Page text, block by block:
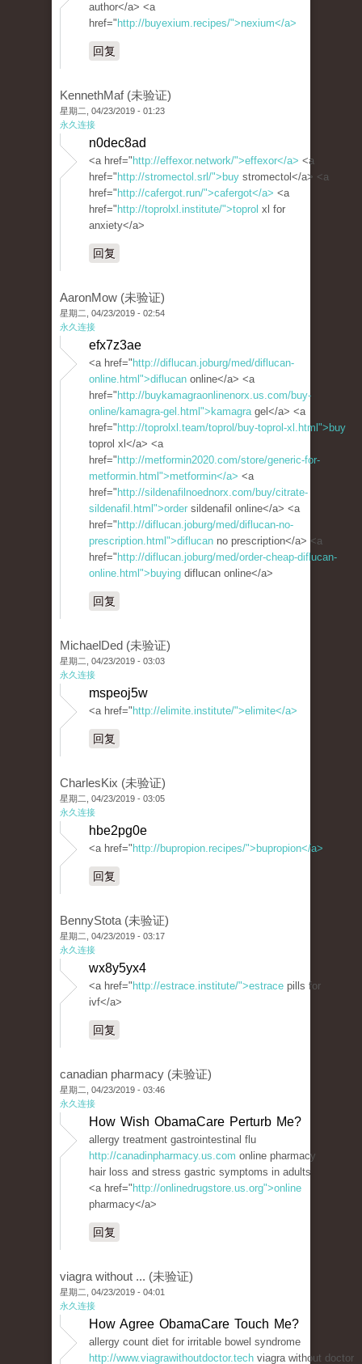
author</a> <a
href=" http://buyexium.recipes/">nexium</a>
回复
KennethMaf (未验证)
星期二, 04/23/2019 - 01:23
永久连接
n0dec8ad
<a href=" http://effexor.network/">effexor</a> <a
href=" http://stromectol.srl/">buy stromectol</a> <a
href=" http://cafergot.run/">cafergot</a> <a
href=" http://toprolxl.institute/">toprol xl for
anxiety</a>
回复
AaronMow (未验证)
星期二, 04/23/2019 - 02:54
永久连接
efx7z3ae
<a href=" http://diflucan.joburg/med/diflucan-
online.html">diflucan online</a> <a
href=" http://buykamagraonlinenorx.us.com/buy-
online/kamagra-gel.html">kamagragel</a> <a
href=" http://toprolxl.team/toprol/buy-toprol-xl.html">buy
toprol xl</a> <a
href=" http://metformin2020.com/store/generic-for-
metformin.html">metformin</a> <a
href=" http://sildenafilnoednorx.com/buy/citrate-
sildenafil.html">order sildenafil online</a> <a
href=" http://diflucan.joburg/med/diflucan-no-
prescription.html">diflucan no prescription</a> <a
href=" http://diflucan.joburg/med/order-cheap-diflucan-
online.html">buying diflucan online</a>
回复
MichaelDed (未验证)
星期二, 04/23/2019 - 03:03
永久连接
mspeoj5w
<a href=" http://elimite.institute/">elimite</a>
回复
CharlesKix (未验证)
星期二, 04/23/2019 - 03:05
永久连接
hbe2pg0e
<a href=" http://bupropion.recipes/">bupropion</a>
回复
BennyStota (未验证)
星期二, 04/23/2019 - 03:17
永久连接
wx8y5yx4
<a href=" http://estrace.institute/">estrace pills for
ivf</a>
回复
canadian pharmacy (未验证)
星期二, 04/23/2019 - 03:46
永久连接
How Wish ObamaCare Perturb Me?
allergy treatment gastrointestinal flu
http://canadinpharmacy.us.com online pharmacy
hair loss and stress gastric symptoms in adults
<a href=" http://onlinedrugstore.us.org">online
pharmacy</a>
回复
viagra without ... (未验证)
星期二, 04/23/2019 - 04:01
永久连接
How Agree ObamaCare Touch Me?
allergy count diet for irritable bowel syndrome
http://www.viagrawithoutdoctor.tech viagra without doctor